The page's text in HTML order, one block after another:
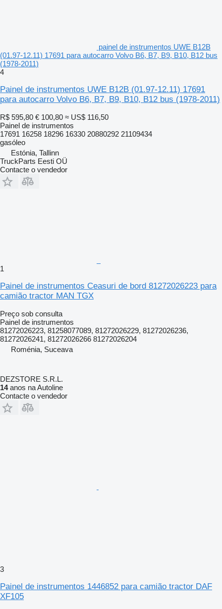
painel de instrumentos UWE B12B
(01.97-12.11) 17691 para autocarro Volvo B6, B7, B9, B10, B12 bus
(1978-2011)
4
Painel de instrumentos UWE B12B (01.97-12.11) 17691
para autocarro Volvo B6, B7, B9, B10, B12 bus (1978-2011)
R$ 595,80 € 100,80 ≈ US$ 116,50
Painel de instrumentos
17691 16258 18296 16330 20880292 21109434
gasóleo
Estónia, Tallinn
TruckParts Eesti OÜ
Contacte o vendedor
1
Painel de instrumentos Ceasuri de bord 81272026223 para
camião tractor MAN TGX
Preço sob consulta
Painel de instrumentos
81272026223, 81258077089, 81272026229, 81272026236,
81272026241, 81272026266 81272026204
Roménia, Suceava
DEZSTORE S.R.L.
14anos na Autoline
Contacte o vendedor
3
Painel de instrumentos 1446852 para camião tractor DAF
XF105